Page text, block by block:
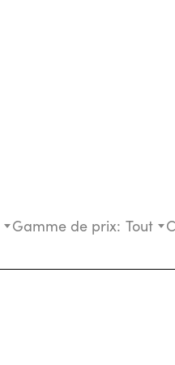
Gamme de prix: Tout